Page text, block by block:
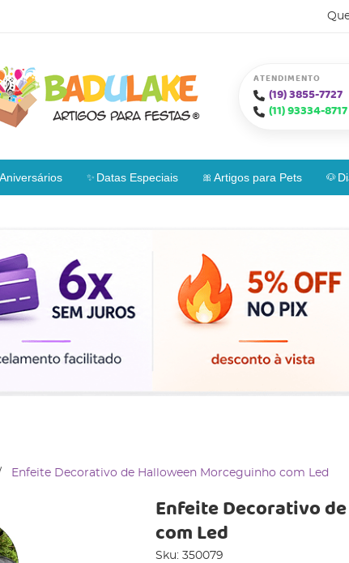
ATENDIMENTO
(19)3855-7727
(11)93334-8717
Datas Especiais Artigos para Pets
Enfeite Decorativo de Halloween Morceguinho com Led
Enfeite Decorativo
com Led
Sku: 350079